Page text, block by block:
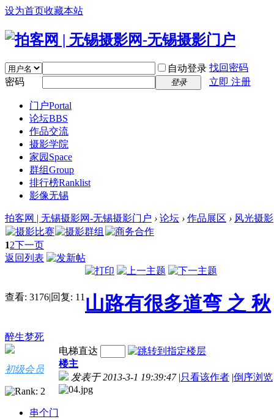
设为首页收藏本站
自动登录 找回密码
密码
登录 立即 注册
门户Portal
论坛BBS
作品交流
摄影学院
家园 Space
群组Group
排行榜Ranklist
影像无锡
拍客网 | 无锡摄影网-无锡摄影门户 › 论坛 › 作品展区 › 风光摄影
12下一页
返回列表
查看: 3176|回复: 11 山路有很多道弯 之 秋
醉生梦死
初级会员
串个门
电梯直达
楼主
发表于 2013-3-1 19:39:47 |只看该作者 |倒序浏览